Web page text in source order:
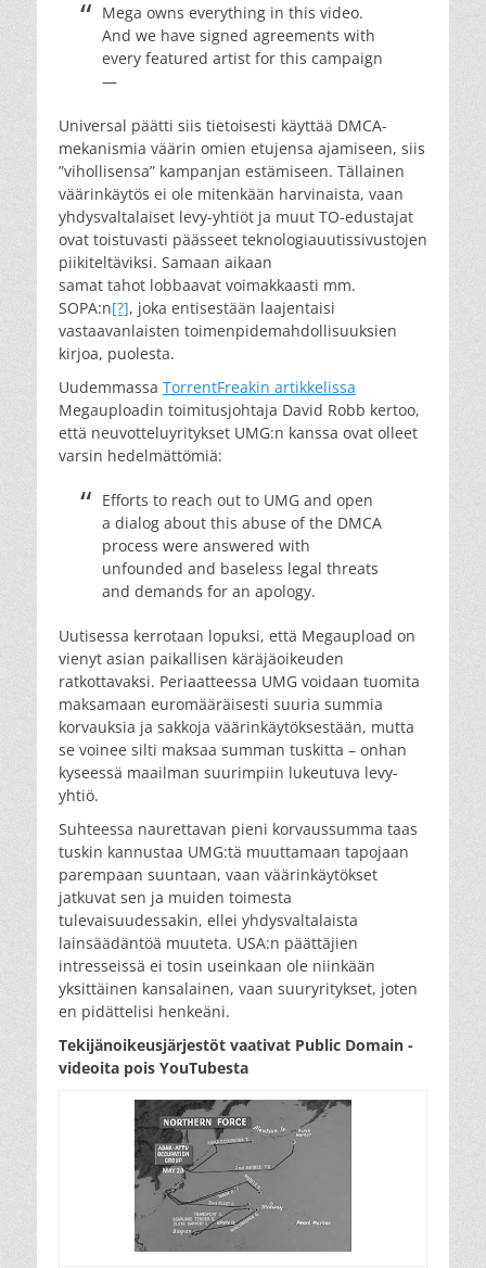
Mega owns everything in this video.
And we have signed agreements with
every featured artist for this campaign
—
Universal päätti siis tietoisesti käyttää DMCA-
mekanismia väärin omien etujensa ajamiseen, siis
”vihollisensa” kampanjan estämiseen. Tällainen
väärinkäytös ei ole mitenkään harvinaista, vaan
yhdysvaltalaiset levy-yhtiöt ja muut TO-edustajat
ovat toistuvasti päässeet teknologiauutissivustojen
piikiteltäviksi. Samaan aikaan
samat tahot lobbaavat voimakkaasti mm.
SOPA:n[?], joka entisestään laajentaisi
vastaavanlaisten toimenpidemahdollisuuksien
kirjoa, puolesta.
Uudemmassa TorrentFreakin artikkelissa
Megauploadin toimitusjohtaja David Robb kertoo,
että neuvotteluyritykset UMG:n kanssa ovat olleet
varsin hedelmättömiä:
Efforts to reach out to UMG and open
a dialog about this abuse of the DMCA
process were answered with
unfounded and baseless legal threats
and demands for an apology.
Uutisessa kerrotaan lopuksi, että Megaupload on
vienyt asian paikallisen käräjäoikeuden
ratkottavaksi. Periaatteessa UMG voidaan tuomita
maksamaan euromääräisesti suuria summia
korvauksia ja sakkoja väärinkäytöksestään, mutta
se voinee silti maksaa summan tuskitta – onhan
kyseessä maailman suurimpiin lukeutuva levy-
yhtiö.
Suhteessa naurettavan pieni korvaussumma taas
tuskin kannustaa UMG:tä muuttamaan tapojaan
parempaan suuntaan, vaan väärinkäytökset
jatkuvat sen ja muiden toimesta
tulevaisuudessakin, ellei yhdysvaltalaista
lainsäädäntöä muuteta. USA:n päättäjien
intresseissä ei tosin useinkaan ole niinkään
yksittäinen kansalainen, vaan suuryritykset, joten
en pidättelisi henkeäni.
Tekijänoikeusjärjestöt vaativat Public Domain -
videoita pois YouTubesta